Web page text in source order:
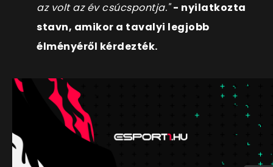
az volt az év csúcspontja." - nyilatkozta
stavn, amikor a tavalyi legjobb
élményéről kérdezték.